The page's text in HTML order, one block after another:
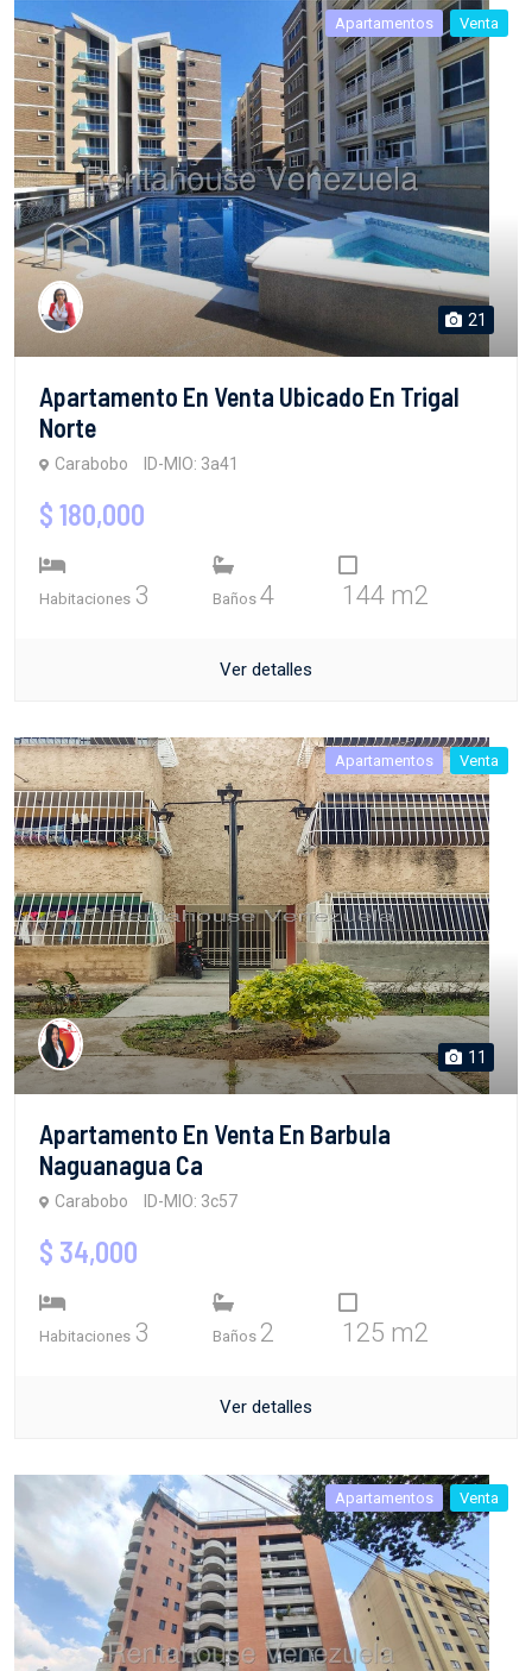
Apartamentos Venta
21
Apartamento En Venta Ubicado En Trigal
Norte
Carabobo ID-MIO: 3a41
$ 180,000
Habitaciones 3 Baños 4 144 m2
Ver detalles
Apartamentos Venta
11
Apartamento En Venta En Barbula
Naguanagua Ca
Carabobo ID-MIO: 3c57
$ 34,000
Habitaciones 3 Baños 2 125 m2
Ver detalles
Apartamentos Venta